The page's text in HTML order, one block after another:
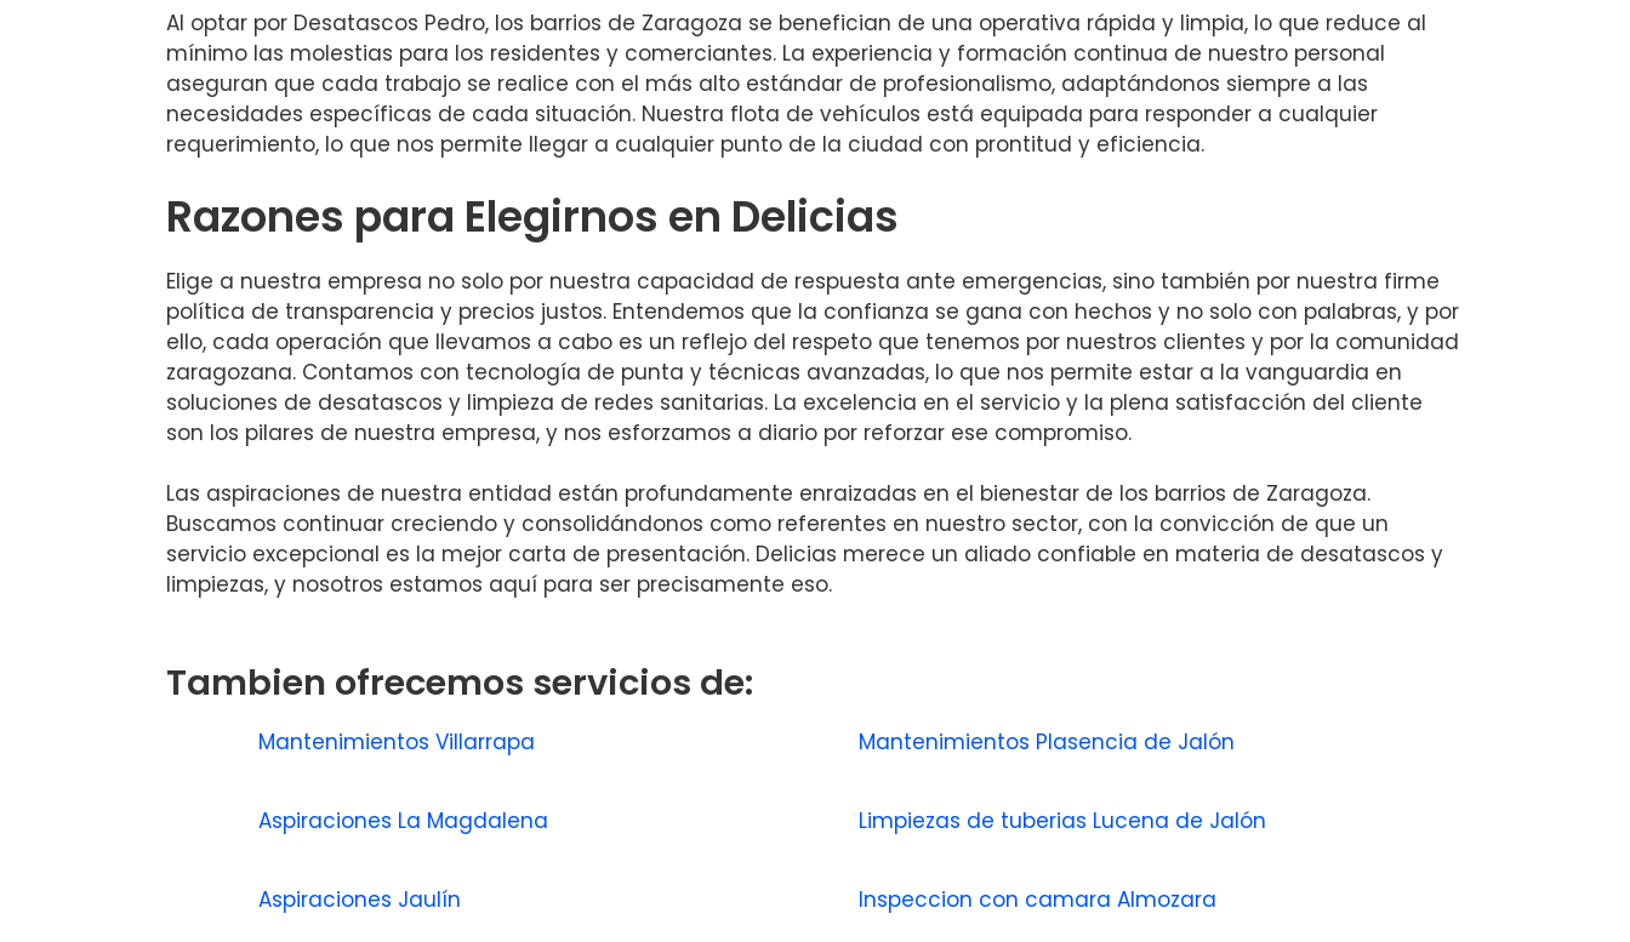
Al optar por Desatascos Pedro, los barrios de Zaragoza se benefician de una operativa rápida y limpia, lo que reduce al
mínimo las molestias para los residentes y comerciantes. La experiencia y formación continua de nuestro personal
aseguran que cada trabajo se realice con el más alto estándar de profesionalismo, adaptándonos siempre a las
necesidades específicas de cada situación. Nuestra flota de vehículos está equipada para responder a cualquier
requerimiento, lo que nos permite llegar a cualquier punto de la ciudad con prontitud y eficiencia.
Razones para Elegirnos en Delicias
Elige a nuestra empresa no solo por nuestra capacidad de respuesta ante emergencias, sino también por nuestra firme
política de transparencia y precios justos. Entendemos que la confianza se gana con hechos y no solo con palabras, y por
ello, cada operación que llevamos a cabo es un reflejo del respeto que tenemos por nuestros clientes y por la comunidad
zaragozana. Contamos con tecnología de punta y técnicas avanzadas, lo que nos permite estar a la vanguardia en
soluciones de desatascos y limpieza de redes sanitarias. La excelencia en el servicio y la plena satisfacción del cliente
son los pilares de nuestra empresa, y nos esforzamos a diario por reforzar ese compromiso.
Las aspiraciones de nuestra entidad están profundamente enraizadas en el bienestar de los barrios de Zaragoza.
Buscamos continuar creciendo y consolidándonos como referentes en nuestro sector, con la convicción de que un
servicio excepcional es la mejor carta de presentación. Delicias merece un aliado confiable en materia de desatascos y
limpiezas, y nosotros estamos aquí para ser precisamente eso.
Tambien ofrecemos servicios de:
Mantenimientos Villarrapa Mantenimientos Plasencia de Jalón
Aspiraciones La Magdalena Limpiezas de tuberias Lucena de Jalón
Aspiraciones Jaulín Inspeccion con camara Almozara